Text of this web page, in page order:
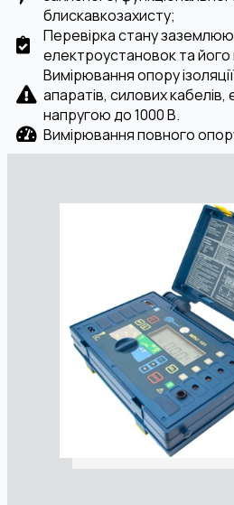
блискавкозахисту;
Перевірка стану
електроустановок та його
Вимірювання опору
апаратів, силових
напругою до 1000 В.
Вимірювання повного